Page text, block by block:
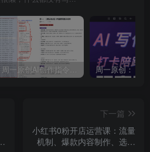
周一原创AI创作指令词：30+个领域赛道的创作提示词集合
下一篇
小红书0粉开店运营课：流量
机制、爆款内容制作、选品